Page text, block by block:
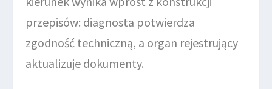
przepisów: diagnosta potwierdza
zgodność techniczną, a organ rejestrujący
aktualizuje dokumenty.